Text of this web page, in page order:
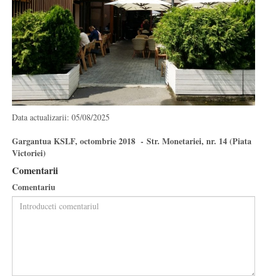
Data actualizarii: 05/08/2025
Gargantua KSLF, octombrie 2018 - Str. Monetariei, nr. 14 (Piata
Victoriei)
Comentarii
Comentariu